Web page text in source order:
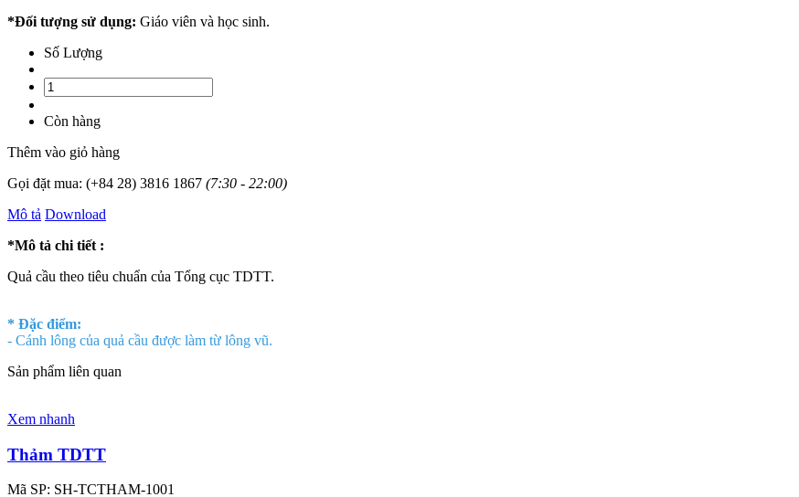
*Đối tượng sử dụng: Giáo viên và học sinh.
Số Lượng
Còn hàng
Thêm vào giỏ hàng
Gọi đặt mua: (+84 28) 3816 1867 (7:30 - 22:00)
Mô tả Download
*Mô tả chi tiết :
Quả cầu theo tiêu chuẩn của Tổng cục TDTT.
* Đặc điểm:
- Cánh lông của quả cầu được làm từ lông vũ.
Sản phẩm liên quan
Xem nhanh
Thảm TDTT
Mã SP: SH-TCTHAM-1001